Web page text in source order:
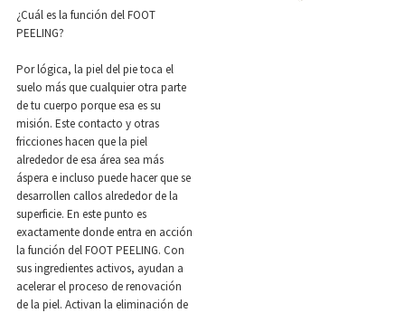
¿Cuál es la función del FOOT
PEELING?
Por lógica, la piel del pie toca el
suelo más que cualquier otra parte
de tu cuerpo porque esa es su
misión. Este contacto y otras
fricciones hacen que la piel
alrededor de esa área sea más
áspera e incluso puede hacer que se
desarrollen callos alrededor de la
superficie. En este punto es
exactamente donde entra en acción
la función del FOOT PEELING. Con
sus ingredientes activos, ayudan a
acelerar el proceso de renovación
de la piel. Activan la eliminación de